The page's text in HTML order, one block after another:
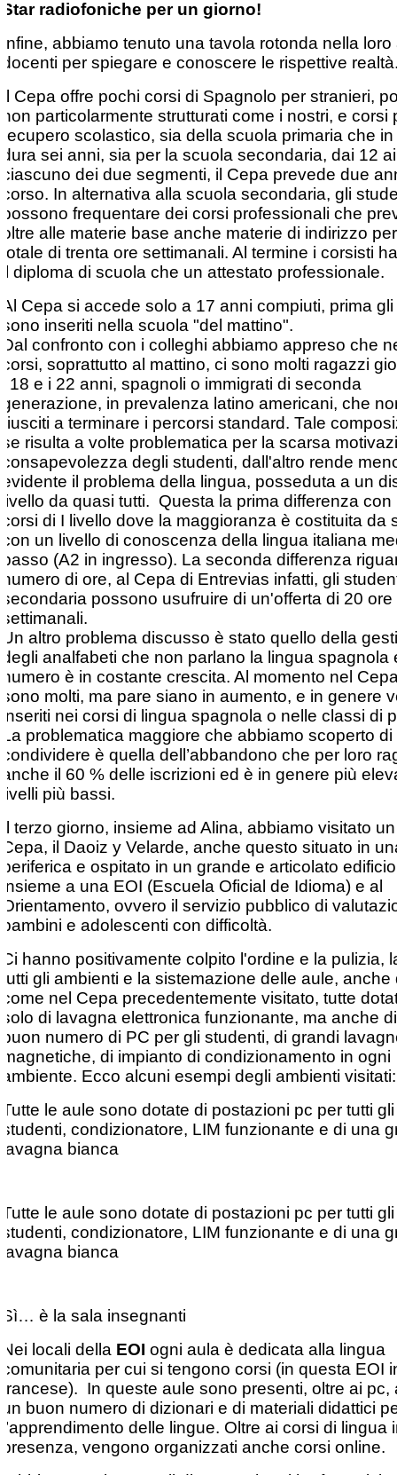
Star radiofoniche per un giorno!
Infine, abbiamo tenuto una tavola rotonda nella loro
docenti per spiegare e conoscere le rispettive
Il Cepa offre pochi corsi di Spagnolo per stranieri,
non particolarmente strutturati come i nostri, e corsi
recupero scolastico, sia della scuola primaria che
dura sei anni, sia per la scuola secondaria, dai 12
ciascuno dei due segmenti, il Cepa prevede due
corso. In alternativa alla scuola secondaria, gli
possono frequentare dei corsi professionali che
oltre alle materie base anche materie di indirizzo
totale di trenta ore settimanali. Al termine i corsisti
il diploma di scuola che un attestato professionale.
Al Cepa si accede solo a 17 anni compiuti, prima
sono inseriti nella scuola "del mattino".
Dal confronto con i colleghi abbiamo appreso che
corsi, soprattutto al mattino, ci sono molti ragazzi
i 18 e i 22 anni, spagnoli o immigrati di seconda
generazione, in prevalenza latino americani, che
riusciti a terminare i percorsi standard. Tale
se risulta a volte problematica per la scarsa
consapevolezza degli studenti, dall'altro rende
evidente il problema della lingua, posseduta a un
livello da quasi tutti. Questa la prima differenza con
corsi di I livello dove la maggioranza è costituita da
con un livello di conoscenza della lingua italiana
basso (A2 in ingresso). La seconda differenza
numero di ore, al Cepa di Entrevias infatti, gli
secondaria possono usufruire di un'offerta di 20 ore
settimanali.
Un altro problema discusso è stato quello della
degli analfabeti che non parlano la lingua spagnola
numero è in costante crescita. Al momento nel
sono molti, ma pare siano in aumento, e in genere
inseriti nei corsi di lingua spagnola o nelle classi di
La problematica maggiore che abbiamo scoperto di
condividere è quella dell’abbandono che per loro
anche il 60 % delle iscrizioni ed è in genere più
livelli più bassi.
Il terzo giorno, insieme ad Alina, abbiamo visitato
Cepa, il Daoiz y Velarde, anche questo situato in
periferica e ospitato in un grande e articolato edificio
insieme a una EOI (Escuela Oficial de Idioma) e al
Orientamento, ovvero il servizio pubblico di
bambini e adolescenti con difficoltà.
Ci hanno positivamente colpito l'ordine e la pulizia,
tutti gli ambienti e la sistemazione delle aule, anche
come nel Cepa precedentemente visitato, tutte
solo di lavagna elettronica funzionante, ma anche
buon numero di PC per gli studenti, di grandi
magnetiche, di impianto di condizionamento in ogni
ambiente. Ecco alcuni esempi degli ambienti visitati:
Tutte le aule sono dotate di postazioni pc per tutti gli
studenti, condizionatore, LIM funzionante e di una
lavagna bianca
Tutte le aule sono dotate di postazioni pc per tutti gli
studenti, condizionatore, LIM funzionante e di una
lavagna bianca
Sì… è la sala insegnanti
Nei locali della EOI ogni aula è dedicata alla lingua
comunitaria per cui si tengono corsi (in questa EOI
francese). In queste aule sono presenti, oltre ai pc,
un buon numero di dizionari e di materiali didattici
l’apprendimento delle lingue. Oltre ai corsi di lingua
presenza, vengono organizzati anche corsi online.